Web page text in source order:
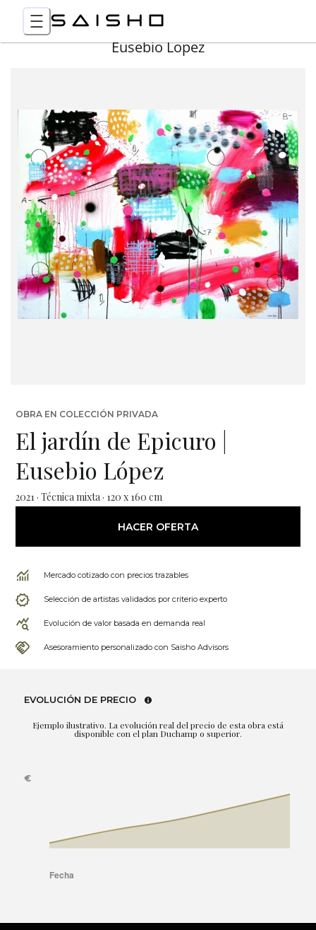
Eusebio Lopez
OBRA EN COLECCIÓN PRIVADA
El jardín de Epicuro |
Eusebio López
2021 · Técnica mixta · 120 x 160 cm
HACER OFERTA
Mercado cotizado con precios trazables
Selección de artistas validados por criterio experto
Evolución de valor basada en demanda real
Asesoramiento personalizado con Saisho Advisors
EVOLUCIÓN DE PRECIO
Ejemplo ilustrativo. La evolución real del precio de esta obra está
disponible con el plan Duchamp o superior.